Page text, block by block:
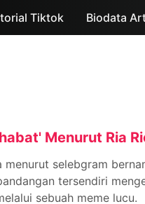
Skip to
Tiktok Biodata
Menurut Ria
selebgram
tersendiri
sebuah meme lucu.